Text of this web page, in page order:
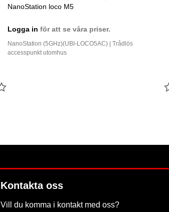
NanoStation loco M5
Logga in för att se våra priser.
NanoStation (5GHz)(UBI-LOCO5AC) | Trådlös
accesspunkt utomhus
Kontakta oss
Vill du komma i kontakt med oss?